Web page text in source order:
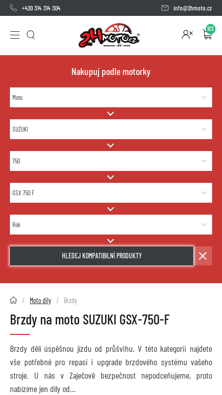
+420 314 314 304 info@2hmoto.cz
103
Nakupuj podle motorky
HLEDEJ KOMPATIBILNÍ PRODUKTY
2HMOTO.cz Moto díly Brzdy
Brzdy na moto SUZUKI GSX-750-F
Brzdy dělí úspěšnou jízdu od průšvihu. V této kategorii najdete
vše potřebné pro repasi i upgrade brzdového systému vašeho
stroje. U nás v Zaječově bezpečnost nepodceňujeme, proto
nabízíme jen díly od